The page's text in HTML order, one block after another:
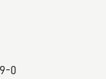
0